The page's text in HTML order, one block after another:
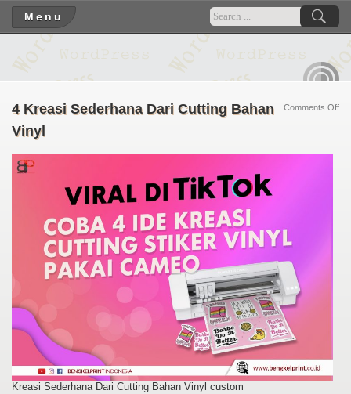
Menu
4 Kreasi Sederhana Dari Cutting Bahan
Vinyl
Kreasi Sederhana Dari Cutting Bahan Vinyl custom
Comments Offon